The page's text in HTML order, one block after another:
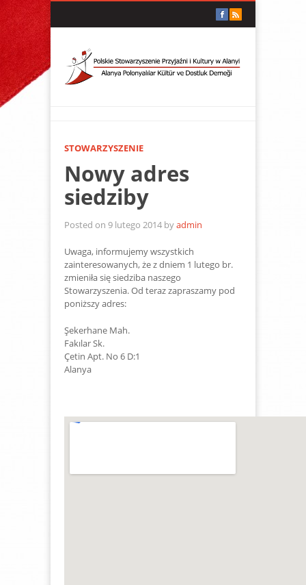
STOWARZYSZENIE
Nowy adres
siedziby
Posted on 9 lutego 2014 byadmin
Uwaga, informujemy wszystkich
zainteresowanych, że z dniem 1 lutego br.
zmieniła się siedziba naszego
Stowarzyszenia. Od teraz zapraszamy pod
poniższy adres:
Şekerhane Mah.
Fakılar Sk.
Çetin Apt. No 6 D:1
Alanya